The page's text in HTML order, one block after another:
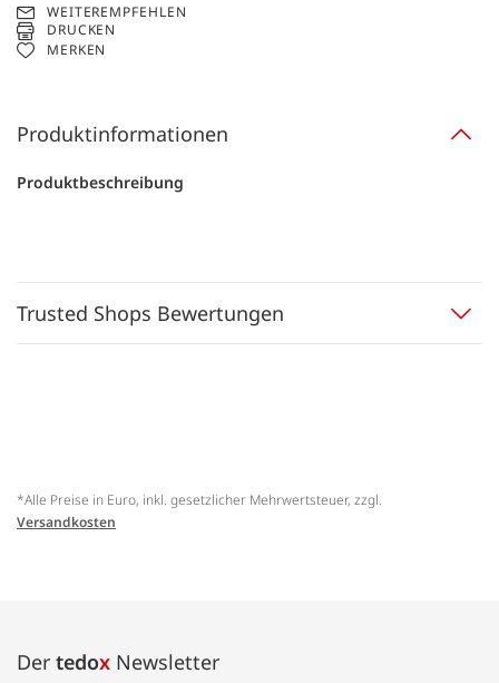
WEITEREMPFEHLEN
DRUCKEN
MERKEN
Produktinformationen
Produktbeschreibung
Trusted Shops Bewertungen
*Alle Preise in Euro, inkl. gesetzlicher Mehrwertsteuer, zzgl.
Versandkosten
Der tedox Newsletter